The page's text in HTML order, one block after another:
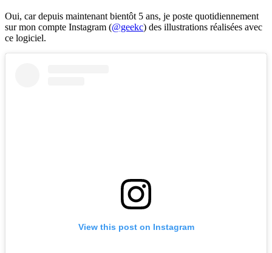
Oui, car depuis maintenant bientôt 5 ans, je poste quotidiennement
sur mon compte Instagram (@geekc) des illustrations réalisées avec
ce logiciel.
View this post on Instagram